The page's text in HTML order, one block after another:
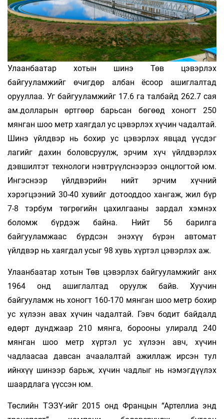
Улаанбаатар хотын шинэ Төв цэвэрлэх
байгууламжийг өчигдөр албан ёсоор ашиглалтад
орууллаа. Уг байгууламжийг 17.6 га талбайд 262.7 сая
ам.долларын өртгөөр барьсан бөгөөд хоногт 250
мянган шоо метр хаягдал ус цэвэрлэх хүчин чадалтай.
Шинэ үйлдвэр нь бохир ус цэвэрлэх явцад үүсдэг
лагийг дахин боловсруулж, эрчим хүч үйлдвэрлэх
дэвшилтэт технологи нэвтрүүлснээрээ онцлогтой юм.
Ингэснээр үйлдвэрийн нийт эрчим хүчний
хэрэгцээний 30-40 хувийг дотооддоо хангаж, жил бүр
7-8 тэрбум төгрөгийн цахилгааны зардал хэмнэх
боломж бүрдэж байна. Нийт 56 барилга
байгууламжаас бүрдсэн энэхүү бүрэн автомат
үйлдвэр нь хаягдал усыг 98 хувь хүртэл цэвэрлэх аж.
Улаанбаатар хотын Төв цэвэрлэх байгууламжийг анх
1964 онд ашиглалтад оруулж байв. Хуучин
байгууламж нь хоногт 160-170 мянган шоо метр бохир
ус хүлээн авах хүчин чадалтай. Гэвч бодит байдалд
өдөрт дунджаар 210 мянга, борооны улиралд 240
мянган шоо метр хүртэл ус хүлээн авч, хүчин
чадлаасаа давсан ачаалалтай ажиллаж ирсэн тул
ийнхүү шинээр барьж, хүчин чадлыг нь нэмэгдүүлэх
шаардлага үүссэн юм.
Төслийн ТЭЗҮ-ийг 2015 онд Францын “Артеллиа энд